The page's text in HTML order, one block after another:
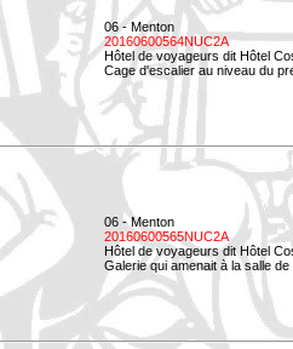
06 - Menton
20160600564NUC2A
Hôtel de voyageurs dit Hôtel
Cage d'escalier au niveau du
06 - Menton
20160600565NUC2A
Hôtel de voyageurs dit Hôtel
Galerie qui amenait à la salle